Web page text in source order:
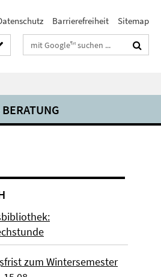
Barrierefreiheit Sitemap
Suchbegriffe
zum Wintersemester